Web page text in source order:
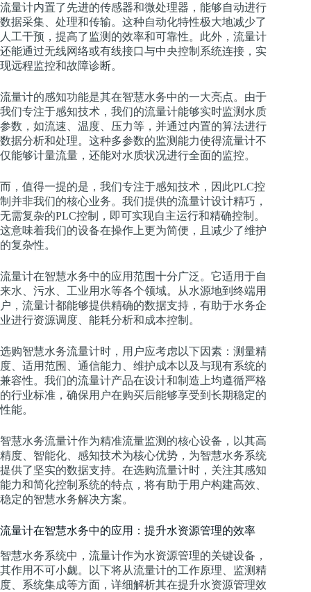
流量计内置了先进的传感器和微处理器，能够自动进行
数据采集、处理和传输。这种自动化特性极大地减少了
人工干预，提高了监测的效率和可靠性。此外，流量计
还能通过无线网络或有线接口与中央控制系统连接，实
现远程监控和故障诊断。
流量计的感知功能是其在智慧水务中的一大亮点。由于
我们专注于感知技术，我们的流量计能够实时监测水质
参数，如流速、温度、压力等，并通过内置的算法进行
数据分析和处理。这种多参数的监测能力使得流量计不
仅能够计量流量，还能对水质状况进行全面的监控。
而，值得一提的是，我们专注于感知技术，因此PLC控
制并非我们的核心业务。我们提供的流量计设计精巧，
无需复杂的PLC控制，即可实现自主运行和精确控制。
这意味着我们的设备在操作上更为简便，且减少了维护
的复杂性。
流量计在智慧水务中的应用范围十分广泛。它适用于自
来水、污水、工业用水等各个领域。从水源地到终端用
户，流量计都能够提供精确的数据支持，有助于水务企
业进行资源调度、能耗分析和成本控制。
选购智慧水务流量计时，用户应考虑以下因素：测量精
度、适用范围、通信能力、维护成本以及与现有系统的
兼容性。我们的流量计产品在设计和制造上均遵循严格
的行业标准，确保用户在购买后能够享受到长期稳定的
性能。
智慧水务流量计作为精准流量监测的核心设备，以其高
精度、智能化、感知技术为核心优势，为智慧水务系统
提供了坚实的数据支持。在选购流量计时，关注其感知
能力和简化控制系统的特点，将有助于用户构建高效、
稳定的智慧水务解决方案。
流量计在智慧水务中的应用：提升水资源管理的效率
智慧水务系统中，流量计作为水资源管理的关键设备，
其作用不可小觑。以下将从流量计的工作原理、监测精
度、系统集成等方面，详细解析其在提升水资源管理效